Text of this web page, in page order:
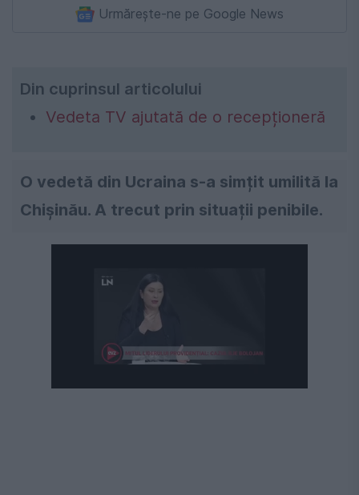
Urmărește-ne pe Google News
Din cuprinsul articolului
Vedeta TV ajutată de o recepționeră
O vedetă din Ucraina s-a simțit umilită la
Chișinău. A trecut prin situații penibile.